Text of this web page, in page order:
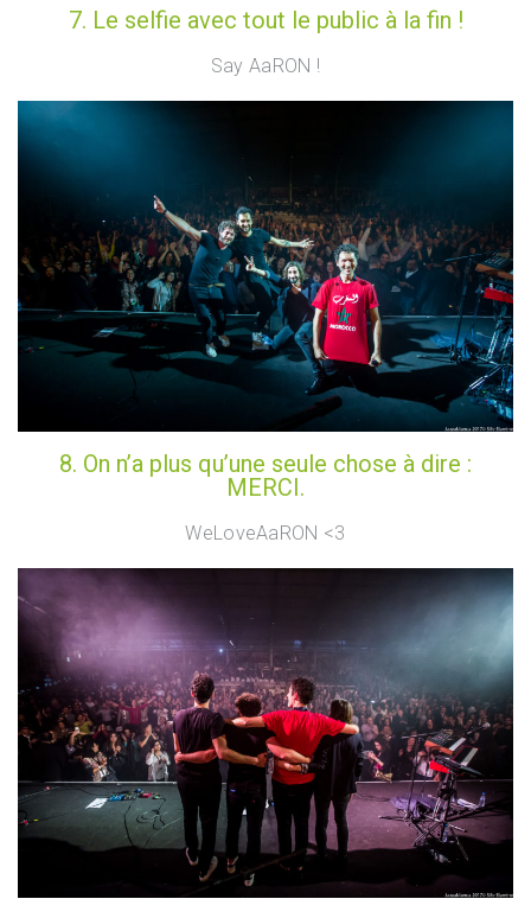
7. Le selfie avec tout le public à la fin !
Say AaRON !
8. On n’a plus qu’une seule chose à dire :
MERCI.
WeLoveAaRON <3